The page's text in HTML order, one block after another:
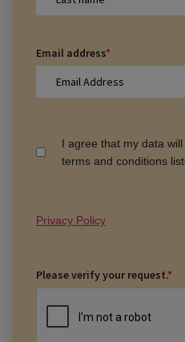
Email address*
I agree that my data
terms and conditions
Privacy Policy
Please verify your request.*